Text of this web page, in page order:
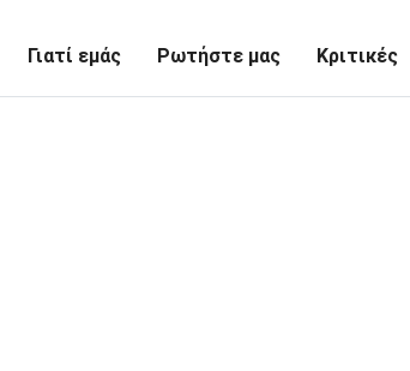
Γιατί εμάς Ρωτήστε μας Κριτικές